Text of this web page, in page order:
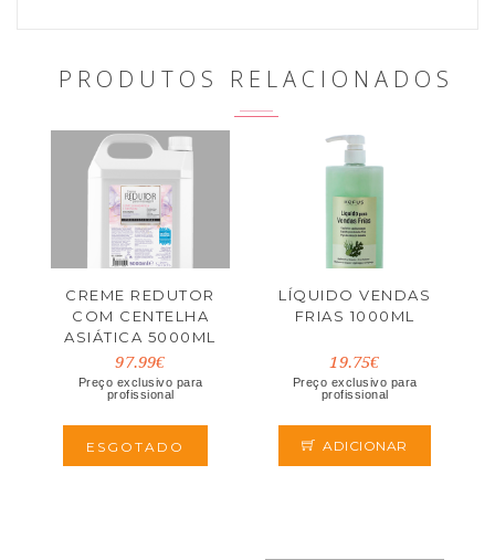
PRODUTOS RELACIONADOS
CREME REDUTOR
COM CENTELHA
ASIÁTICA 5000ML
97.99€
Preço exclusivo para
profissional
ESGOTADO
LÍQUIDO VENDAS
FRIAS 1000ML
19.75€
Preço exclusivo para
profissional
ADICIONAR